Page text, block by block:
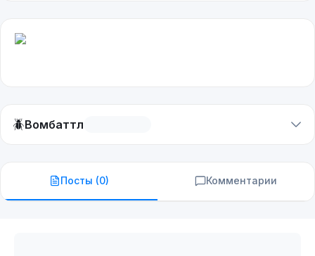
🪲Вомбаттл
Посты (0) Комментарии